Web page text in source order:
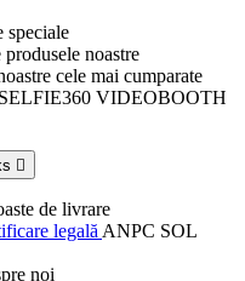
speciale
noastre
cele mai cumparate
VIDEOBOOTH

de livrare
legalăANPC SOL
noi